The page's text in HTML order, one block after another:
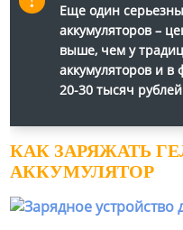
Еще один
аккумуляторов –
выше, чем у
аккумуляторов и в
20-30 тысяч рублей
КАК ЗАРЯЖАТЬ
АККУМУЛЯТОР